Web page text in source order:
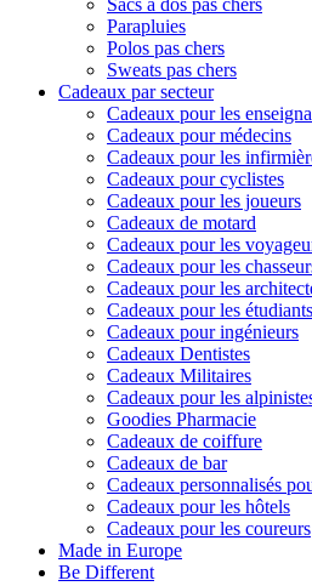
Parapluies
Polos pas chers
Sweats pas chers
Cadeaux par secteur
Cadeaux pour les
Cadeaux pour médecins
Cadeaux pour les
Cadeaux pour cyclistes
Cadeaux pour les joueurs
Cadeaux de motard
Cadeaux pour les
Cadeaux pour les
Cadeaux pour les
Cadeaux pour les étudiants
Cadeaux pour ingénieurs
Cadeaux Dentistes
Cadeaux Militaires
Cadeaux pour les
Goodies Pharmacie
Cadeaux de coiffure
Cadeaux de bar
Cadeaux personnalisés
Cadeaux pour les hôtels
Cadeaux pour les coureurs
Made in Europe
Be Different